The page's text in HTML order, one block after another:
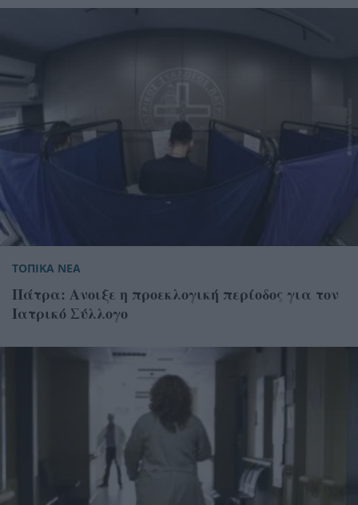
ΤΟΠΙΚΑ ΝΕΑ
Πάτρα: Ανοιξε η προεκλογική περίοδος για τον
Ιατρικό Σύλλογο